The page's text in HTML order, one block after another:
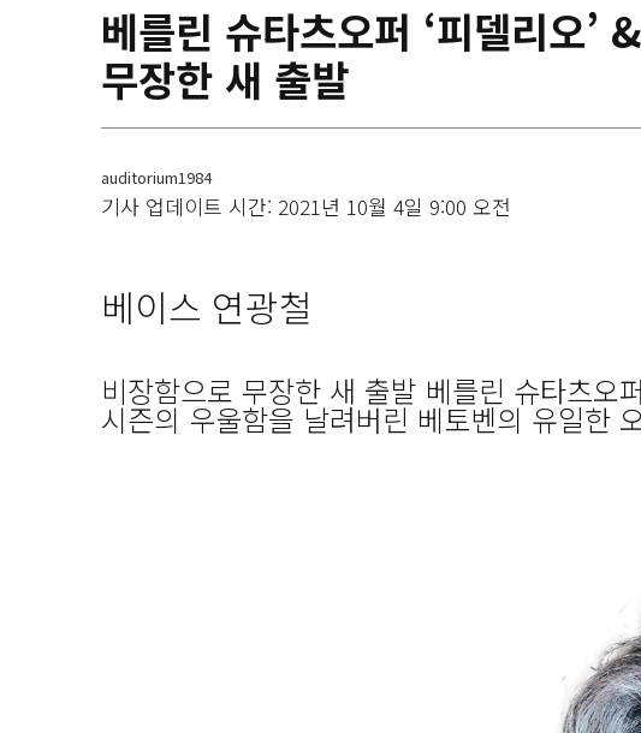
베를린 슈타츠오퍼 ‘피델리오’
무장한 새 출발
auditorium1984
기사 업데이트 시간: 2021년 10월 4일 9:00 오전
베이스 연광철
비장함으로 무장한 새 출발 베를린 슈타츠오
시즌의 우울함을 날려버린 베토벤의 유일한